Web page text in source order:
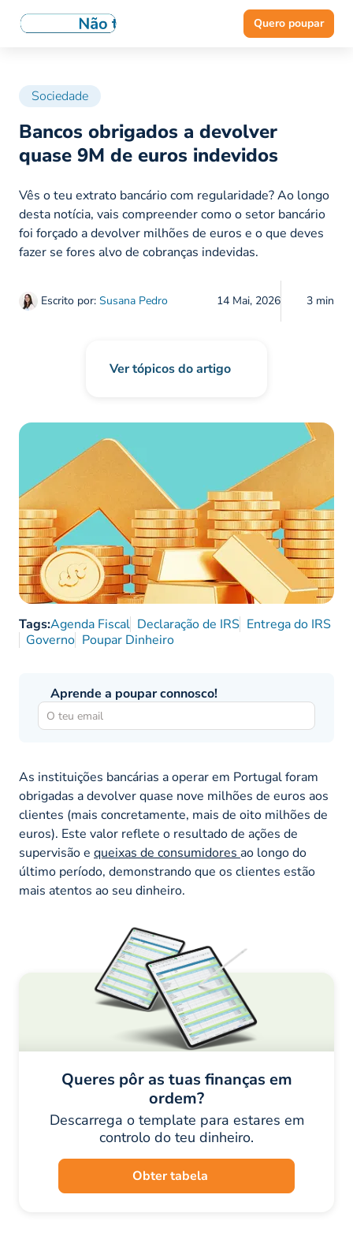
Quero poupar
Sociedade
Bancos obrigados a devolver
quase 9M de euros indevidos
Escrito por: Susana Pedro 14 Mai, 2026 3 min
Vês o teu extrato bancário com regularidade? Ao longo
desta notícia, vais compreender como o setor bancário
foi forçado a devolver milhões de euros e o que deves
fazer se fores alvo de cobranças indevidas.
Ver tópicos do artigo
Tags:Agenda Fiscal Declaração de IRS Entrega do IRS
Governo Poupar Dinheiro
Aprende a poupar connosco!
As instituições bancárias a operar em Portugal foram
obrigadas a devolver quase nove milhões de euros aos
clientes (mais concretamente, mais de oito milhões de
euros). Este valor reflete o resultado de ações de
supervisão e queixas de consumidores ao longo do
último período, demonstrando que os clientes estão
mais atentos ao seu dinheiro.
Queres pôr as tuas finanças em
ordem?
Descarrega o template para estares em
controlo do teu dinheiro.
Obter tabela